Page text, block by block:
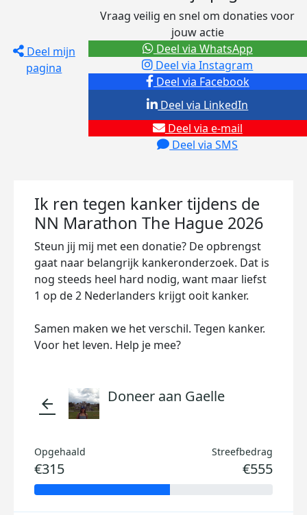
Deel mijn
pagina
Vraag veilig en snel om donaties voor
jouw actie
Deel via Facebook
Deel via Instagram
Deel via e-mail
Deel via SMS
Deel via LinkedIn
Deel via WhatsApp
Ik ren tegen kanker tijdens de
NN Marathon The Hague 2026
Steun jij mij met een donatie? De opbrengst
gaat naar belangrijk kankeronderzoek. Dat is
nog steeds heel hard nodig, want maar liefst
1 op de 2 Nederlanders krijgt ooit kanker.
Samen maken we het verschil. Tegen kanker.
Voor het leven. Help je mee?
arrow_back Doneer aan Gaelle
Opgehaald
€315
Streefbedrag
€555